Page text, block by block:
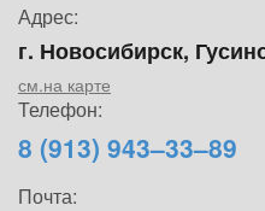
Адрес:
г. Новосибирск,
см.на карте
Телефон:
8 (913) 943–33–89
Почта: